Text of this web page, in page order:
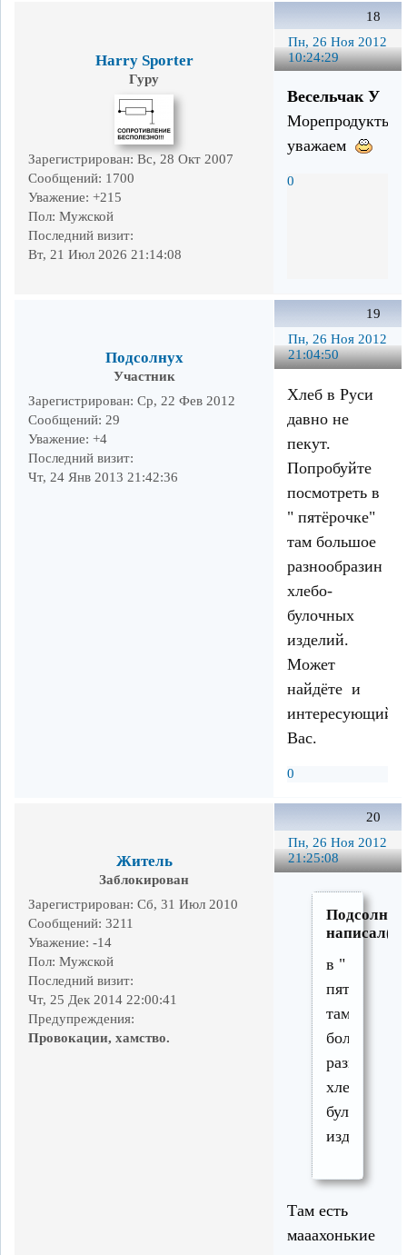
18
Пн, 26 Ноя 2012
10:24:29
Harry Sporter
Гуру
Зарегистрирован: Вс, 28 Окт 2007
Сообщений: 1700
Уважение: +215
Пол: Мужской
Последний визит:
Вт, 21 Июл 2026 21:14:08
Весельчак У
Морепродукты
уважаем
0
19
Пн, 26 Ноя 2012
21:04:50
Подсолнух
Участник
Зарегистрирован: Ср, 22 Фев 2012
Сообщений: 29
Уважение: +4
Последний визит:
Чт, 24 Янв 2013 21:42:36
Хлеб в Руси
давно не
пекут.
Попробуйте
посмотреть в
" пятёрочке"
там большое
разнообразин
хлебо-
булочных
изделий.
Может
найдёте и
интересующий
Вас.
0
20
Пн, 26 Ноя 2012
21:25:08
Житель
Заблокирован
Зарегистрирован: Сб, 31 Июл 2010
Сообщений: 3211
Уважение: -14
Пол: Мужской
Последний визит:
Чт, 25 Дек 2014 22:00:41
Предупреждения:
Провокации, хамство.
Подсолнух
в "
пятёрочке"
там
большое
хлебо-
булочных
изделий
Там есть
мааахонькие